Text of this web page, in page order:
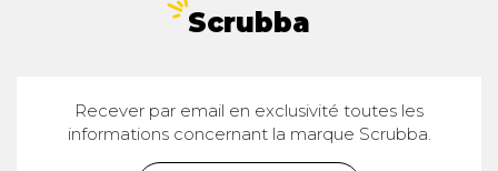
Scrubba
Recever par email en exclusivité toutes les
informations concernant la marque Scrubba.